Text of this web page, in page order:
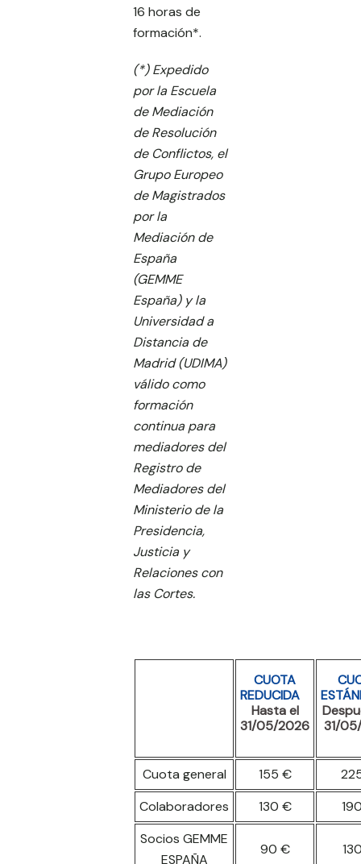
16 horas de
formación*.
(*) Expedido
por la Escuela
de Mediación
de Resolución
de Conflictos, el
Grupo Europeo
de Magistrados
por la
Mediación de
España
(GEMME
España) y la
Universidad a
Distancia de
Madrid (UDIMA)
válido como
formación
continua para
mediadores del
Registro de
Mediadores del
Ministerio de la
Presidencia,
Justicia y
Relaciones con
las Cortes.
CUOTA
REDUCIDA
Hasta el
31/05/2026
31/
Cuota general 155 €
Colaboradores
130 €
Socios GEMME
ESPAÑA
90 €